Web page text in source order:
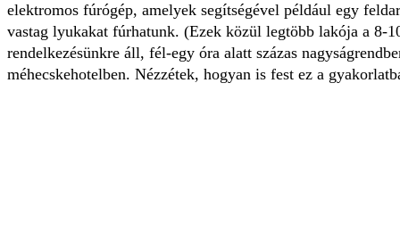
elektromos fúrógép, amelyek segítségével például egy
vastag lyukakat fúrhatunk. (Ezek közül legtöbb lakója a 8-
rendelkezésünkre áll, fél-egy óra alatt százas
méhecskehotelben. Nézzétek, hogyan is fest ez a